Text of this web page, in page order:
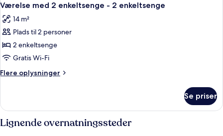
Værelse med 2 enkeltsenge - 2 enkeltsenge
14 m²
Plads til 2 personer
2 enkeltsenge
Gratis Wi-Fi
Flere oplysninger
Flere
med
2
enkeltsenge
Se priser
Lignende overnatningssteder